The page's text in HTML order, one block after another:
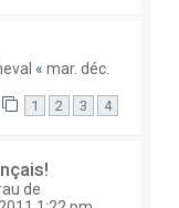
« mar. déc.
1 2 3 4
de